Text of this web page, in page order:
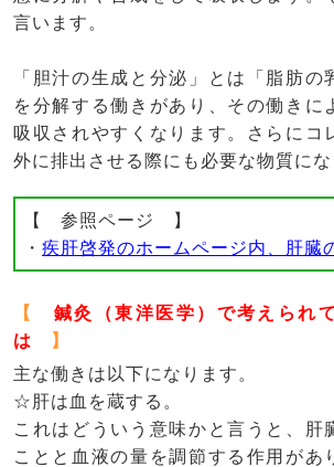
言います。
「胆汁の生成と分泌」とは「脂肪の
を分解する働きがあり、その働きに
吸収されやすくなります。さらにコ
外に排出させる際にも必要な物質にな
【 参照ページ 】
・ 疾肝啓発のホームページ内、肝臓
【
鍼灸（東洋医学）で考えられ
は
】
主な働きは以下になります。
☆肝は血を蔵する。
これはどういう意味かと言うと、肝
ことと血液の量を調節する作用があ